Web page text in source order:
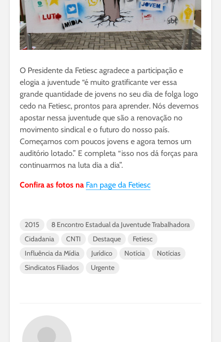
O Presidente da Fetiesc agradece a participação e
elogia a juventude “é muito gratificante ver essa
grande quantidade de jovens no seu dia de folga logo
cedo na Fetiesc, prontos para aprender. Nós devemos
apostar nessa juventude que são a renovação no
movimento sindical e o futuro do nosso país.
Começamos com poucos jovens e agora temos um
auditório lotado.” E completa “isso nos dá forças para
continuarmos na luta dia a dia”.
Confira as fotos na Fan page da Fetiesc
2015
8 Encontro Estadual da Juventude Trabalhadora
Cidadania
CNTI Destaque
Fetiesc
Influência da Mídia
Jurídico Notícia
Notícias
Sindicatos Filiados
Urgente